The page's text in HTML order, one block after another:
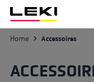
Passer au contenu
Home Accessoires